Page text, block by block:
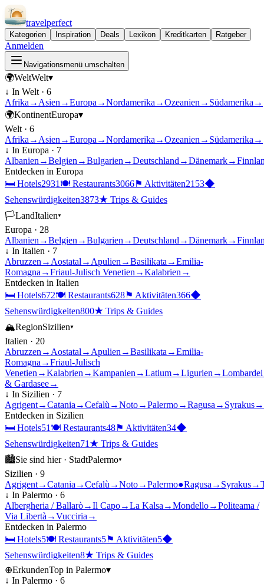
travelperfect
Kategorien Inspiration Deals Lexikon Kreditkarten Ratgeber
Anmelden
Navigationsmenü umschalten
🌍WeltWelt▾
↓ In Welt · 6
Afrika → Asien →Europa →Nordamerika →Ozeanien → Südamerika →
🌍KontinentEuropa▾
Welt · 6
Afrika → Asien →Europa →Nordamerika →Ozeanien → Südamerika →
↓ In Europa · 7
Albanien →Belgien →Bulgarien →Deutschland →Dänemark→
Entdecken in Europa
🛏 Hotels2931 🍽 Restaurants3066⚑ Aktivitäten2153◆
Sehenswürdigkeiten3873★ Trips & Guides
🏳LandItalien▾
Europa · 28
Albanien →Belgien →Bulgarien →Deutschland →Dänemark→
↓ In Italien · 7
Abruzzen → Aostatal → Apulien →Basilikata →Emilia-
Romagna →Friaul-Julisch Venetien →Kalabrien →
Entdecken in Italien
🛏 Hotels672🍽 Restaurants628⚑ Aktivitäten366◆
Sehenswürdigkeiten800★ Trips & Guides
🏔RegionSizilien▾
Italien · 20
Abruzzen → Aostatal → Apulien →Basilikata →Emilia-
Romagna →Friaul-Julisch
Venetien →Kalabrien →Kampanien →Latium→Ligurien →Lombardei
& Gardasee→
↓ In Sizilien · 7
Agrigent→Catania →Cefalù →Noto→Palermo→Ragusa → Syrakus→
Entdecken in Sizilien
🛏 Hotels51 🍽 Restaurants48⚑ Aktivitäten34◆
Sehenswürdigkeiten71 ★ Trips & Guides
🏙Sie sind hier · StadtPalermo▾
Sizilien · 9
Agrigent→Catania →Cefalù →Noto→Palermo●Ragusa → Syrakus→
↓ In Palermo · 6
Albergheria / Ballarò→Il Capo→La Kalsa →Mondello→Politeama /
Via Libertà →Vucciria →
Entdecken in Palermo
🛏 Hotels5🍽 Restaurants5⚑ Aktivitäten5◆
Sehenswürdigkeiten8★ Trips & Guides
⊕ErkundenTop in Palermo▾
↓ In Palermo · 6